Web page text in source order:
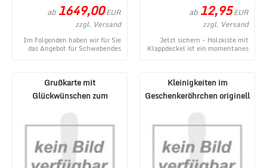
ab 1649,00EUR
zzgl. Versand
Im Folgenden haben wir für Sie
das Angebot für Schwebendes
ab 12,95EUR
zzgl. Versand
Jetzt sichern - Holzkiste mit
Klappdeckel ist ein momentanes
Grußkarte mit
Glückwünschen zum
verschiedene ...
Kleinigkeiten im
Geschenkeröhrchen originell